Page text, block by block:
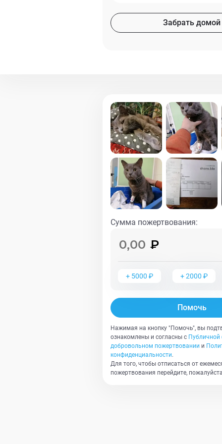
Забрать домой
Сумма пожертвования:
+ 5000 ₽ +2000 ₽
Помочь
Нажимая на кнопку "Помочь", вы
ознакомлены и согласны с Публичной
добровольном пожертвовании и
конфиденциальности.
Для того, чтобы отписаться от
пожертвования перейдите,